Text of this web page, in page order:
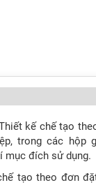
kế chế tạo
trong các hộp
mục đích sử dụng.
tạo theo đơn